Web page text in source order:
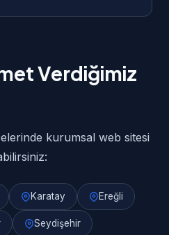
Verdiğimiz
kurumsal web sitesi
Karatay Ereğli
Seydişehir